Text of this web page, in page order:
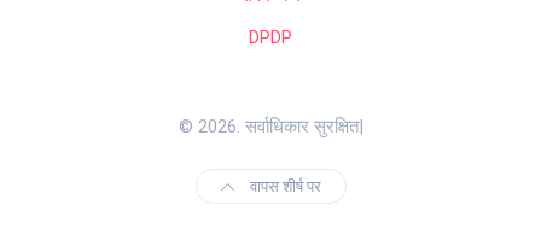
DPDP
© 2026. सर्वाधिकार सुरक्षित|
वापस शीर्ष पर